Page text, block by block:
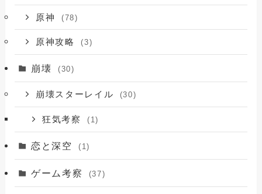
原神 (78)
原神攻略 (3)
崩壊 (30)
崩壊スターレイル (30)
狂気考察 (1)
恋と深空 (1)
ゲーム考察 (37)